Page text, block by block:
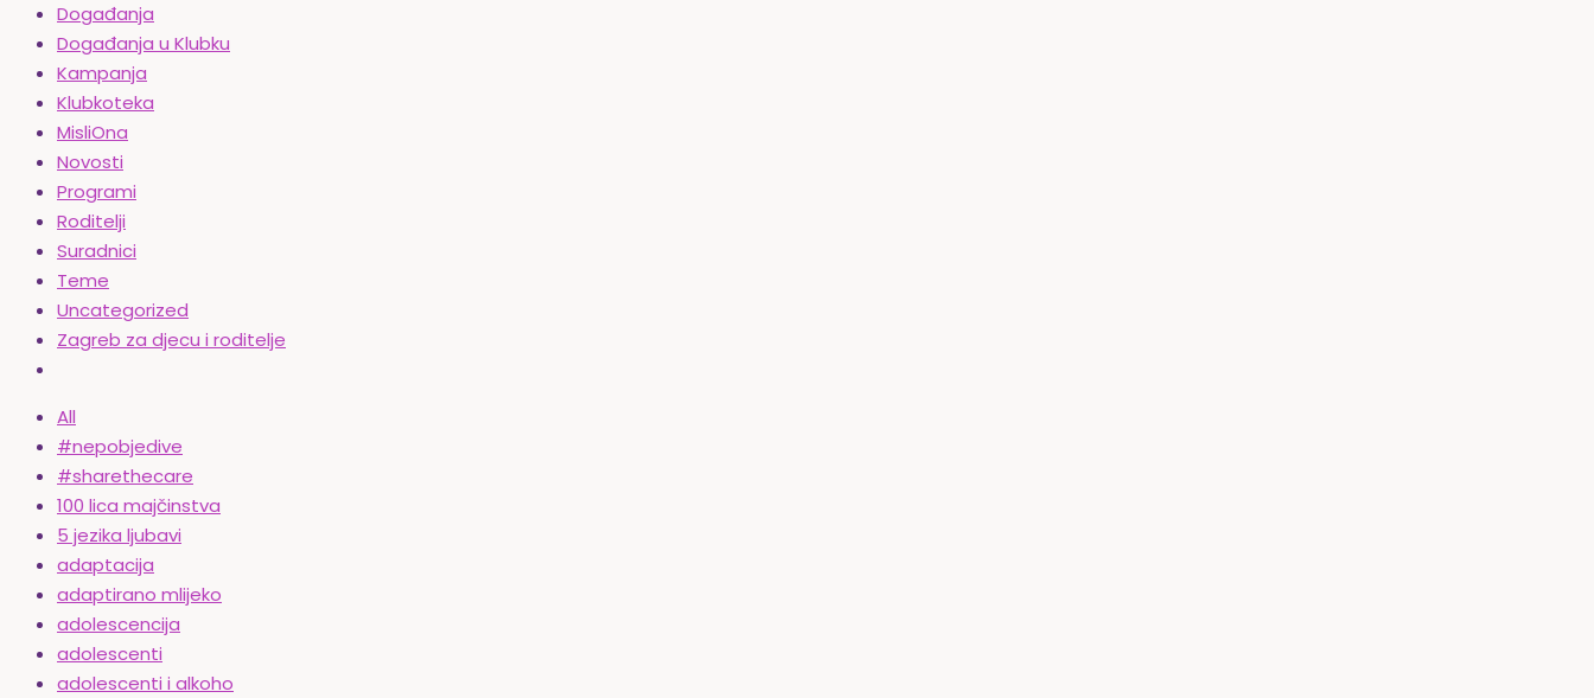
Događanja
Događanja u Klubku
Kampanja
Klubkoteka
MisliOna
Novosti
Programi
Roditelji
Suradnici
Teme
Uncategorized
Zagreb za djecu i roditelje
All
#nepobjedive
#sharethecare
100 lica majčinstva
5 jezika ljubavi
adaptacija
adaptirano mlijeko
adolescencija
adolescenti
adolescenti i alkoho